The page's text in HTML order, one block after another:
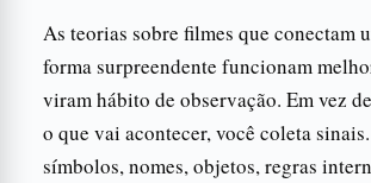
As teorias sobre filmes que conectam
forma surpreendente funcionam
viram hábito de observação. Em vez
o que vai acontecer, você coleta
símbolos, nomes, objetos, regras